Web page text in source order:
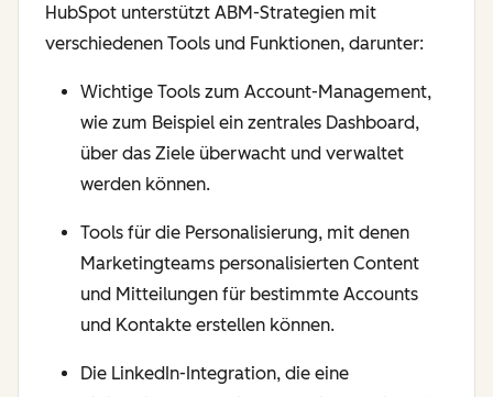
HubSpot unterstützt ABM-Strategien mit
verschiedenen Tools und Funktionen, darunter:
Wichtige Tools zum Account-Management,
wie zum Beispiel ein zentrales Dashboard,
über das Ziele überwacht und verwaltet
werden können.
Tools für die Personalisierung, mit denen
Marketingteams personalisierten Content
und Mitteilungen für bestimmte Accounts
und Kontakte erstellen können.
Die LinkedIn-Integration, die eine